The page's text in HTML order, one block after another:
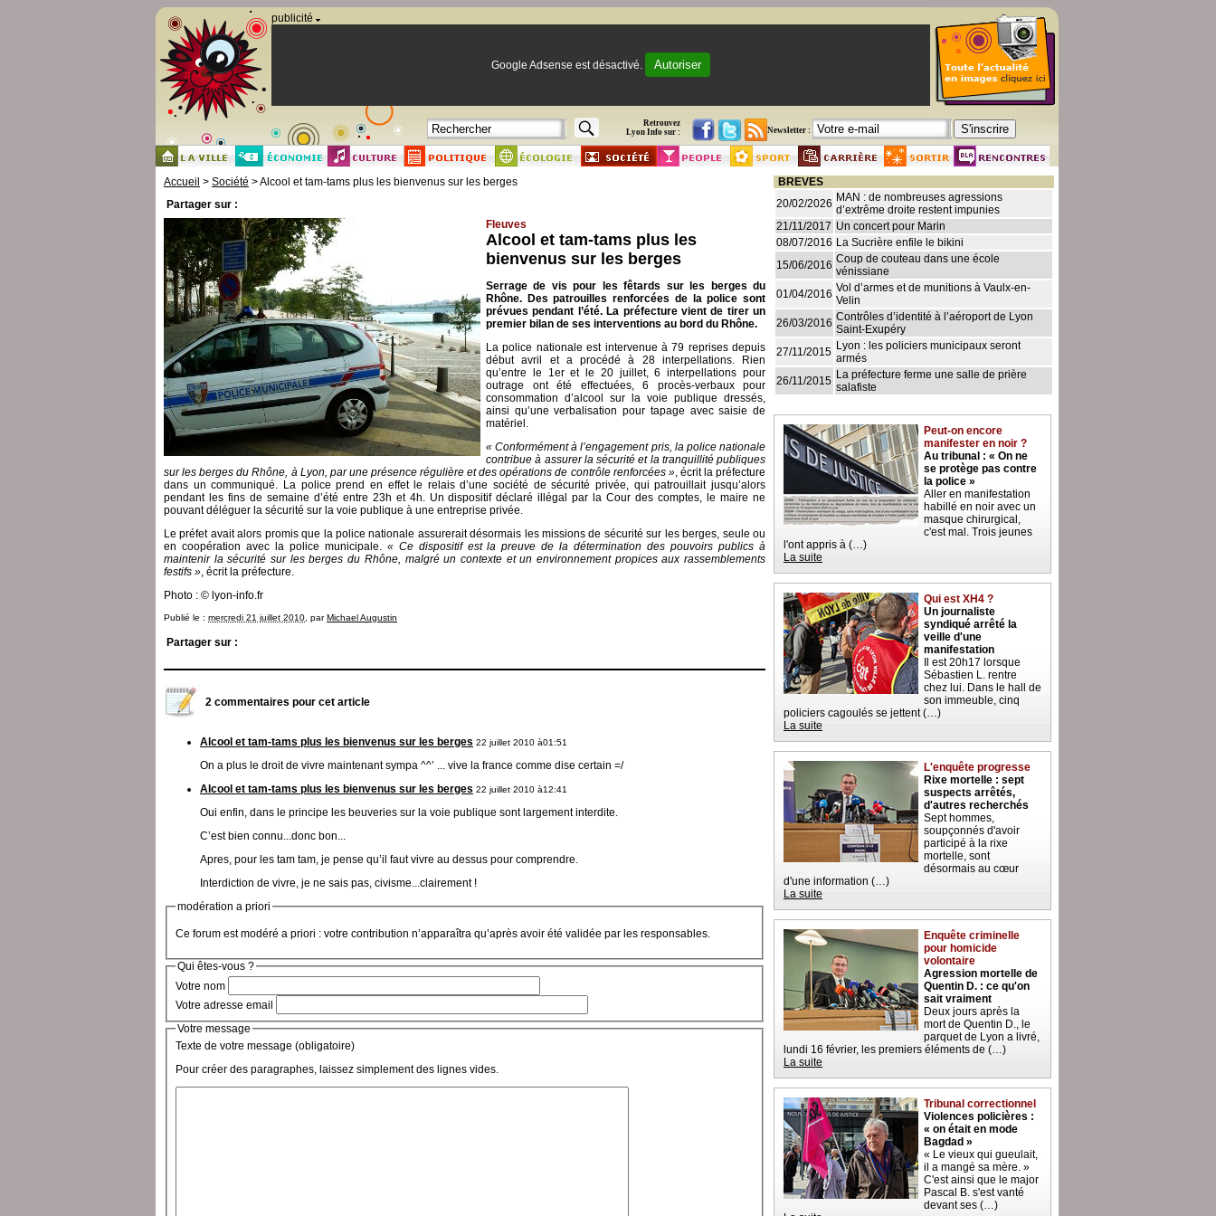
publicité
Google Adsense est désactivé. Autoriser
Retrouvez
Lyon Info sur :
Newsletter :
Accueil > Société > Alcool et tam-tams plus les bienvenus sur les berges
Partager sur :
Fleuves
Alcool et tam-tams plus les
bienvenus sur les berges
Serrage de vis pour les fêtards sur les berges du
Rhône. Des patrouilles renforcées de la police sont
prévues pendant l’été. La préfecture vient de tirer un
premier bilan de ses interventions au bord du Rhône.
La police nationale est intervenue à 79 reprises depuis
début avril et a procédé à 28 interpellations. Rien
qu’entre le 1er et le 20 juillet, 6 interpellations pour
outrage ont été effectuées, 6 procès-verbaux pour
consommation d’alcool sur la voie publique dressés,
ainsi qu’une verbalisation pour tapage avec saisie de
matériel.
« Conformément à l’engagement pris, la police nationale
contribue à assurer la sécurité et la tranquillité publiques
sur les berges du Rhône, à Lyon, par une présence régulière et des opérations de contrôle renforcées », écrit la préfecture
dans un communiqué. La police prend en effet le relais d’une société de sécurité privée, qui patrouillait jusqu’alors
pendant les fins de semaine d’été entre 23h et 4h. Un dispositif déclaré illégal par la Cour des comptes, le maire ne
pouvant déléguer la sécurité sur la voie publique à une entreprise privée.
Le préfet avait alors promis que la police nationale assurerait désormais les missions de sécurité sur les berges, seule ou
en coopération avec la police municipale. « Ce dispositif est la preuve de la détermination des pouvoirs publics à
maintenir la sécurité sur les berges du Rhône, malgré un contexte et un environnement propices aux rassemblements
festifs », écrit la préfecture.
Photo : © lyon-info.fr
Publié le : mercredi 21 juillet 2010 , parMichael Augustin
Partager sur :
2 commentaires pour cet article
Alcool et tam-tams plus les bienvenus sur les berges 22 juillet 2010 à01:51
On a plus le droit de vivre maintenant sympa ^^’ ... vive la france comme dise certain =/
Alcool et tam-tams plus les bienvenus sur les berges 22 juillet 2010 à12:41
Oui enfin, dans le principe les beuveries sur la voie publique sont largement interdite.
C’est bien connu...donc bon...
Apres, pour les tam tam, je pense qu’il faut vivre au dessus pour comprendre.
Interdiction de vivre, je ne sais pas, civisme...clairement !
modération a priori
Ce forum est modéré a priori : votre contribution n’apparaîtra qu’après avoir été validée par les responsables.
Qui êtes-vous ?
Votre nom
Votre adresse email
Votre message
Texte de votre message (obligatoire)
Pour créer des paragraphes, laissez simplement des lignes vides.
BREVES
20/02/2026 MAN : de nombreuses agressions
d’extrême droite restent impunies
21/11/2017 Un concert pour Marin
08/07/2016 La Sucrière enfile le bikini
15/06/2016 Coup de couteau dans une école
vénissiane
01/04/2016 Vol d’armes et de munitions à Vaulx-en-
Velin
26/03/2016 Contrôles d’identité à l’aéroport de Lyon
Saint-Exupéry
27/11/2015 Lyon : les policiers municipaux seront
armés
26/11/2015 La préfecture ferme une salle de prière
salafiste
Peut-on encore
manifester en noir ?
Au tribunal : « On ne
se protège pas contre
la police »
Aller en manifestation
habillé en noir avec un
masque chirurgical,
c'est mal. Trois jeunes
l'ont appris à (…)
La suite
Qui est XH4 ?
Un journaliste
syndiqué arrêté la
veille d'une
manifestation
Il est 20h17 lorsque
Sébastien L. rentre
chez lui. Dans le hall de
son immeuble, cinq
policiers cagoulés se jettent (…)
La suite
L'enquête progresse
Rixe mortelle : sept
suspects arrêtés,
d'autres recherchés
Sept hommes,
soupçonnés d'avoir
participé à la rixe
mortelle, sont
désormais au cœur
d'une information (…)
La suite
Enquête criminelle
pour homicide
volontaire
Agression mortelle de
Quentin D. : ce qu'on
sait vraiment
Deux jours après la
mort de Quentin D., le
parquet de Lyon a livré,
lundi 16 février, les premiers éléments de (…)
La suite
Tribunal correctionnel
Violences policières :
« on était en mode
Bagdad »
« Le vieux qui gueulait,
il a mangé sa mère. »
C'est ainsi que le major
Pascal B. s'est vanté
devant ses (…)
Panneau de gestion des cookies